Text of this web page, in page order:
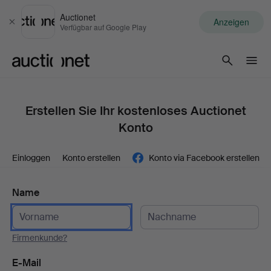
Schließen
Auctionet
Verfügbar auf Google Play Anzeigen
Erstellen Sie Ihr kostenloses Auctionet
Konto
Einloggen Konto erstellen Konto via Facebook erstellen
Name
Firmenkunde?
E-Mail